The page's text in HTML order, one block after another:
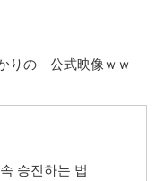
りの 公式映像ｗｗ
승진하는 법